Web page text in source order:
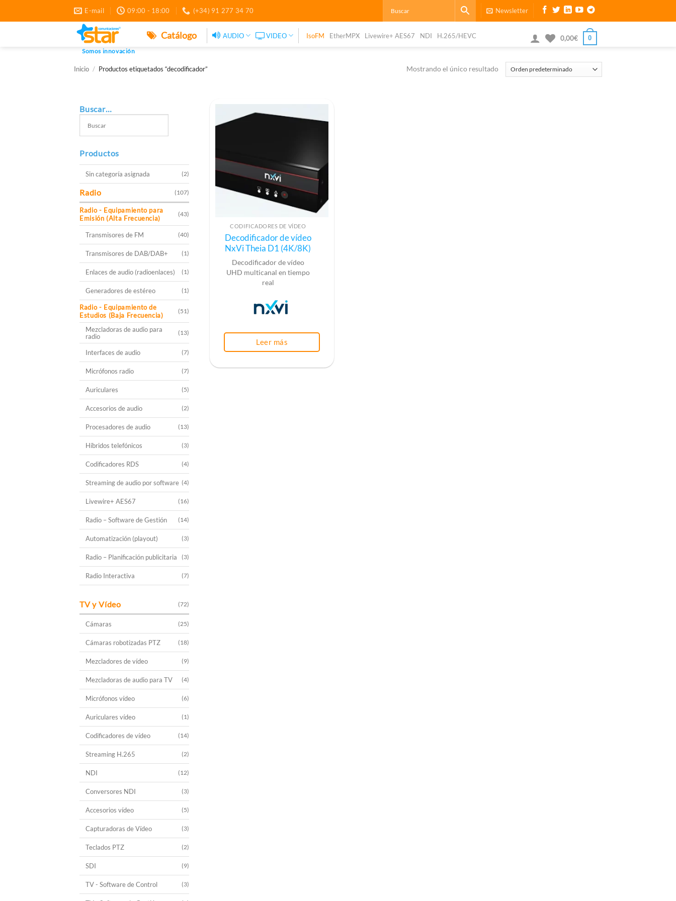
contenido
E-mail 09:00 - 18:00 (+34) 91 277 34 70 Newsletter
Somos innovación
Catálogo AUDIO VIDEO IsoFM EtherMPX Livewire+ AES67 NDI H.265/HEVC 0,00€ 0
Inicio / Productos etiquetados “decodificador” Mostrando el único resultado
Buscar…
Productos
Sin categoría asignada (2)
Radio (107)
Radio - Equipamiento para
Emisión (Alta Frecuencia)
(43)
Transmisores de FM (40)
Transmisores de DAB/DAB+ (1)
Enlaces de audio (radioenlaces) (1)
Generadores de estéreo (1)
Radio - Equipamiento de
Estudios (Baja Frecuencia)
(51)
Mezcladoras de audio para
radio
(13)
Interfaces de audio (7)
Micrófonos radio (7)
Auriculares (5)
Accesorios de audio (2)
Procesadores de audio (13)
Híbridos telefónicos (3)
Codificadores RDS (4)
Streaming de audio por software (4)
Livewire+ AES67 (16)
Radio – Software de Gestión (14)
Automatización (playout) (3)
Radio – Planificación publicitaria (3)
Radio Interactiva (7)
TV y Vídeo (72)
Cámaras (25)
Cámaras robotizadas PTZ (18)
Mezcladores de vídeo (9)
Mezcladoras de audio para TV (4)
Micrófonos vídeo (6)
Auriculares vídeo (1)
Codificadores de vídeo (14)
Streaming H.265 (2)
NDI (12)
Conversores NDI (3)
Accesorios vídeo (5)
Capturadoras de Vídeo (3)
Teclados PTZ (2)
SDI (9)
TV - Software de Control (3)
CODIFICADORES DE VÍDEO
Decodificador de vídeo
NxVi Theia D1 (4K/8K)
Decodificador de vídeo
UHD multicanal en tiempo
real
Leer más